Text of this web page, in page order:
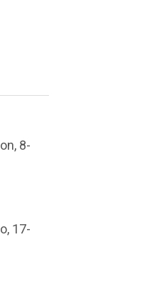
8-
17-